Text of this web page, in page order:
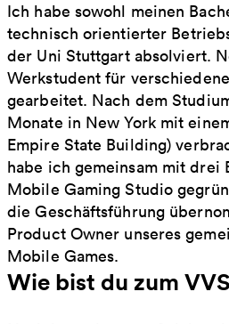
Ich habe sowohl meinen
technisch orientierter
der Uni Stuttgart absolviert.
Werkstudent für
gearbeitet. Nach dem
Monate in New York mit
Empire State Building)
habe ich gemeinsam mit drei
Mobile Gaming Studio
die Geschäftsführung
Product Owner unseres
Mobile Games.
Wie bist du zum